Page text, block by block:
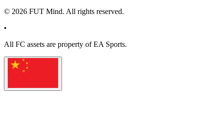
© 2026 FUT Mind. All rights reserved.
•
All FC assets are property of EA Sports.